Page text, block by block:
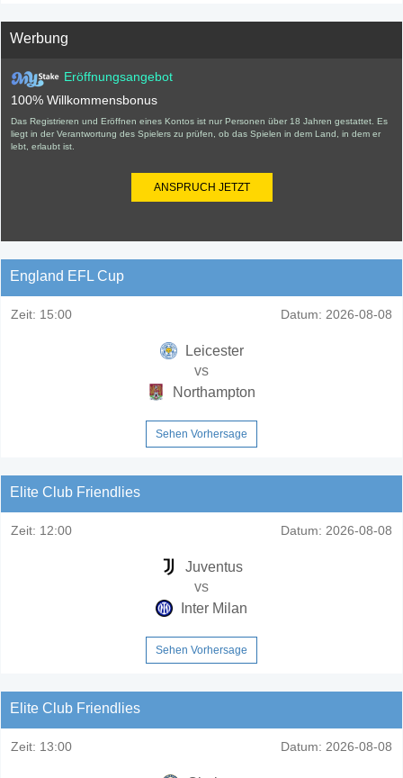
Werbung
Eröffnungsangebot
100% Willkommensbonus
Das Registrieren und Eröffnen eines Kontos ist nur Personen über 18 Jahren gestattet. Es
liegt in der Verantwortung des Spielers zu prüfen, ob das Spielen in dem Land, in dem er
lebt, erlaubt ist.
ANSPRUCH JETZT
England EFL Cup
Zeit: 15:00 Datum: 2026-08-08
Leicester
vs
Northampton
Sehen Vorhersage
Elite Club Friendlies
Zeit: 12:00 Datum: 2026-08-08
Juventus
vs
Inter Milan
Sehen Vorhersage
Elite Club Friendlies
Zeit: 13:00 Datum: 2026-08-08